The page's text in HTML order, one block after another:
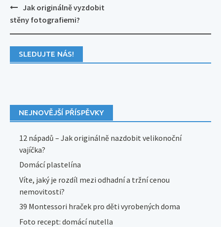
Post
navigation
Jak originálně vyzdobit
stěny fotografiemi?
SLEDUJTE NÁS!
NEJNOVĚJŠÍ PŘÍSPĚVKY
12 nápadů – Jak originálně nazdobit velikonoční
vajíčka?
Domácí plastelína
Víte, jaký je rozdíl mezi odhadní a tržní cenou
nemovitosti?
39 Montessori hraček pro děti vyrobených doma
Foto recept: domácí nutella